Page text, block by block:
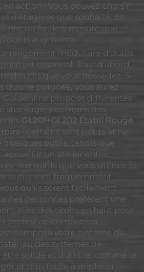
action ! Vous pouvez choisir
d'étagères que souhaité, ce
niveau facile à mesure que
augmente.
rangement modulaire d'outils
est essentiel. Tout d'abord,
d'outils que vous possédez. Si
qu'une poignée, vous aurez
Goldenline propose différentes
stockage, y compris des
les
GL201+GL202 Établi Rouge
. Certains sont petits et ne
quelques outils, tandis que
accueillir un atelier entier.
aux outils que vous utilisez le
outils sont fréquemment
qu'ils soient facilement
personnes préfèrent une
avec des tiroirs en haut pour
prenez en compte les
composé votre système de
des systèmes de
être solide et durable, comme le
et plus facile à déplacer —